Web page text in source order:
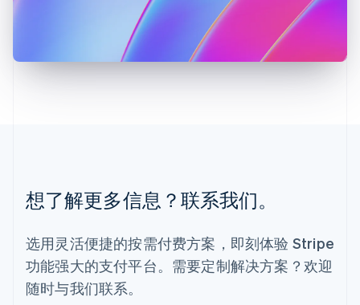
想了解更多信息？联系我们。
选用灵活便捷的按需付费方案，即刻体验 Stripe
功能强大的支付平台。需要定制解决方案？欢迎
随时与我们联系。
English简体中文
PortuguêsEnglish
日本
瑞典
SvenskaEnglish
瑞士
DeutschFrançaisItaliano